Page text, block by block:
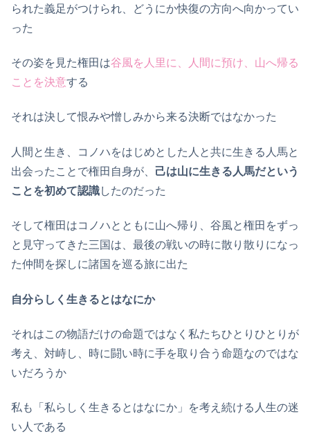
られた義足がつけられ、どうにか快復の方向へ向かってい
った
その姿を見た権田は谷風を人里に、人間に預け、山へ帰る
ことを決意する
それは決して恨みや憎しみから来る決断ではなかった
人間と生き、コノハをはじめとした人と共に生きる人馬と
出会ったことで権田自身が、 己は山に生きる人馬だという
ことを初めて認識したのだった
そして権田はコノハとともに山へ帰り、谷風と権田をずっ
と見守ってきた三国は、最後の戦いの時に散り散りになっ
た仲間を探しに諸国を巡る旅に出た
自分らしく生きるとはなにか
それはこの物語だけの命題ではなく私たちひとりひとりが
考え、対峙し、時に闘い時に手を取り合う命題なのではな
いだろうか
私も「私らしく生きるとはなにか」を考え続ける人生の迷
い人である